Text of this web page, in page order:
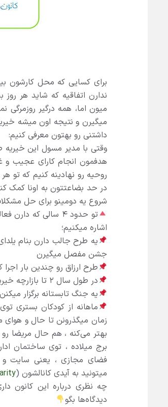
برای کسایی که محل کارشون
ندارن اتفاقیه که شاید هر
میون اما، همه درگیر روزمرگی
میگیرن و نتیجه اون میشه
داشتنی رو بهتون معرفی کنیم:
وقتی با مدیر مسول این
هدفمون انجام کارای عجیب
روحیه رو نهادینه کنیم که تو
در حد بضاعتتون به اونا کمک
شروع یه دومینو برای حل
تو حدود ۴ سالی که
اشاره میکنیم؛
یه طرح جالب دارن بنام
جشن مفصل میگیرن
طرح ارزاق رو چندین بار
در طول سال ۲ تا بازارچه خیریه برگزار میکنن که سودش به بیمارای شناسایی شده هدیه میشه
یه جنگ تابستانه برگزار
ماهانه از کودکان بستری
زمان میگذرونن تا حال و هوای
بهتر می‌کنه ، هم حال مریضا
برج میلاده ، توی ساختمان
فضای مجازی ، یعنی سایت و
میتونید به آیدی کانالشون (
چه نظری درباره این کانون
دیدگاه‌ها بگو